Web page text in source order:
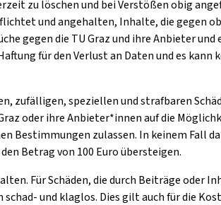
zu löschen und bei Verstößen obig
und angehalten, Inhalte, die gegen
gegen die TU Graz und ihre Anbieter und
für den Verlust an Daten und es kann
zufälligen, speziellen und strafbaren
oder ihre Anbieter*innen auf die
Bestimmungen zulassen. In keinem Fall
Betrag von 100 Euro übersteigen.
Für Schäden, die durch Beiträge oder
und klaglos. Dies gilt auch für die